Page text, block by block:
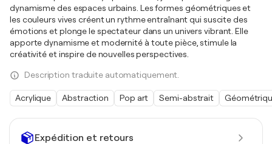
Expédition et retours
dynamisme des espaces urbains. Les formes géométriques et
les couleurs vives créent un rythme entraînant qui suscite des
émotions et plonge le spectateur dans un univers vibrant. Elle
apporte dynamisme et modernité à toute pièce, stimule la
créativité et inspire de nouvelles perspectives.
Description traduite automatiquement.
Acrylique Abstraction Pop art Semi-abstrait